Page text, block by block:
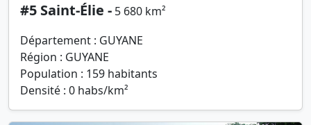
#5 Saint-Élie - 5 680 km²
Département : GUYANE
Région : GUYANE
Population : 159 habitants
Densité : 0 habs/km²